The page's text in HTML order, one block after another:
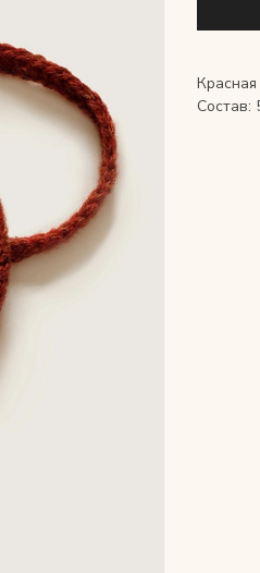
Состав: